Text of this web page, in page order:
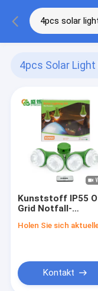
4pcs Solar Light
Kunststoff IP55
Grid Notfall-
Batterie-
Kontakt